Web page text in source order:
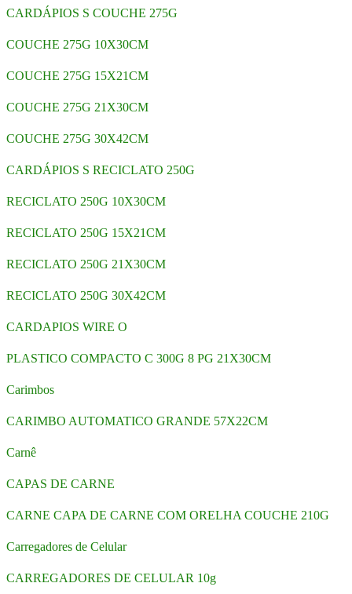
CARDÁPIOS S COUCHE 275G
COUCHE 275G 10X30CM
COUCHE 275G 15X21CM
COUCHE 275G 21X30CM
COUCHE 275G 30X42CM
CARDÁPIOS S RECICLATO 250G
RECICLATO 250G 10X30CM
RECICLATO 250G 15X21CM
RECICLATO 250G 21X30CM
RECICLATO 250G 30X42CM
CARDAPIOS WIRE O
PLASTICO COMPACTO C 300G 8 PG 21X30CM
Carimbos
CARIMBO AUTOMATICO GRANDE 57X22CM
Carnê
CAPAS DE CARNE
CARNE CAPA DE CARNE COM ORELHA COUCHE 210G
Carregadores de Celular
CARREGADORES DE CELULAR 10g